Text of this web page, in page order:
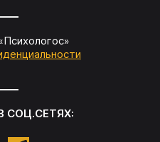
Психологос»
СОЦ.СЕТЯХ: